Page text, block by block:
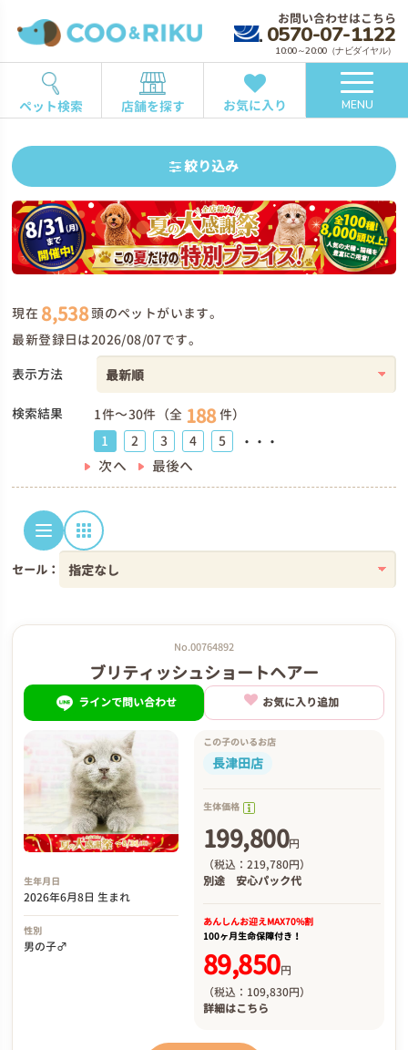
お問い合わせはこちら
0570-07-1122
10:00～20:00（ナビダイヤル）
ペット検索 店舗を探す お気に入り MENU
絞り込み
現在 8,538頭のペットがいます。
最新登録日は2026/08/07です。
表示方法
検索結果 1件～30件（全 188件）
1
2 3 4 5 ・・・
次へ 最後へ
セール：
No.00764892
ブリティッシュショートヘアー
ラインで問い合わせ お気に入り追加
生年月日
2026年6月8日 生まれ
性別
男の子♂
この子のいるお店
長津田店
生体価格
199,800円
（税込：219,780円）
別途 安心パック代
あんしんお迎えMAX70%割
100ヶ月生命保障付き！
89,850円
（税込：109,830円）
詳細はこちら